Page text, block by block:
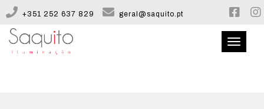
+351 252 637 829 geral@saquito.pt
Toggle